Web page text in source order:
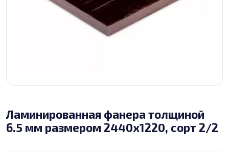
Ламинированная фанера толщиной
6.5 мм размером 2440х1220, сорт 2/2